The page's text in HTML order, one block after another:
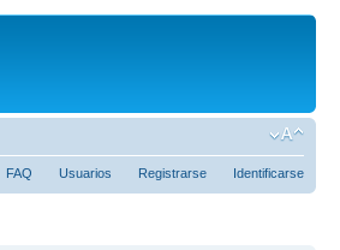
FAQ Usuarios Registrarse Identificarse